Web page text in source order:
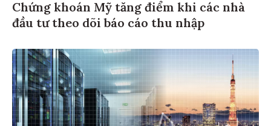
Chứng khoán Mỹ tăng điểm khi các nhà
đầu tư theo dõi báo cáo thu nhập